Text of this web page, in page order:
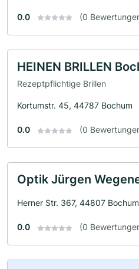
0.0 (0
HEINEN BRILLEN
Rezeptpflichtige Brillen
Kortumstr. 45, 44787 Bochum
0.0 (0
Optik Jürgen
Herner Str. 367, 44807 Bochum
0.0 (0